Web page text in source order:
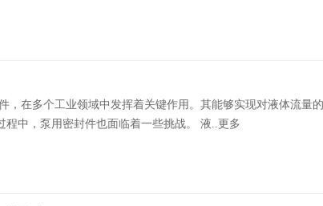
在多个工业领域中发挥着关键作用。其能够实现对液体流量
中，泵用密封件也面临着一些挑战。 液..更多